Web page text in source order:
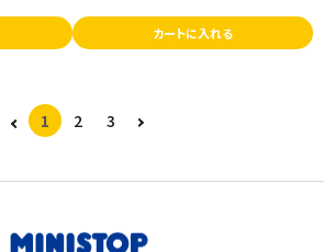
カートに入れる
1 2 3